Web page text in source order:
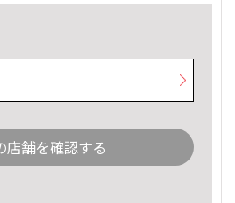
店舗を確認する